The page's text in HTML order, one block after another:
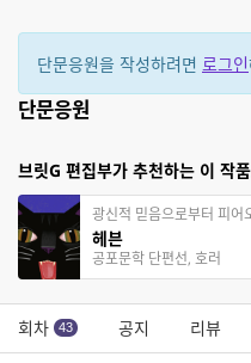
단문응원을 작성하려면 로그인
단문응원
브릿G 편집부가 추천하는 이 작
광신적 믿음으로부터 피어
헤븐
공포문학 단편선, 호러
회차 43 공지 리뷰